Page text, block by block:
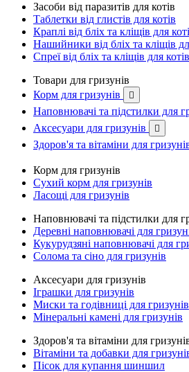
Засоби від паразитів для котів
Таблетки від глистів для котів
Краплі від бліх та кліщів для
Нашийники від бліх та кліщів
Спреї від бліх та кліщів для котів
Товари для гризунів
Корм для гризунів

Наповнювачі та підстилки для
Аксесуари для гризунів 
Здоров'я та вітаміни для
Корм для гризунів
Сухий корм для гризунів
Ласощі для гризунів
Наповнювачі та підстилки для
Деревні наповнювачі для
Кукурудзяні наповнювачі для
Солома та сіно для гризунів
Аксесуари для гризунів
Іграшки для гризунів
Миски та годівниці для гризунів
Мінеральні камені для гризунів
Здоров'я та вітаміни для
Вітаміни та добавки для
Пісок для купання шиншил